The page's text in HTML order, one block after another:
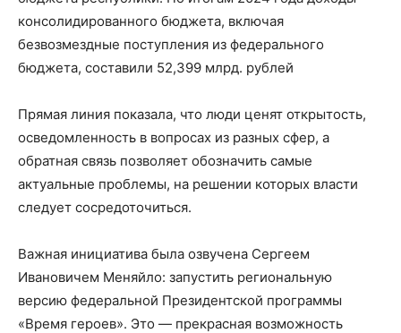
консолидированного бюджета, включая
безвозмездные поступления из федерального
бюджета, составили 52,399 млрд. рублей
Прямая линия показала, что люди ценят открытость,
осведомленность в вопросах из разных сфер, а
обратная связь позволяет обозначить самые
актуальные проблемы, на решении которых власти
следует сосредоточиться.
Важная инициатива была озвучена Сергеем
Ивановичем Меняйло: запустить региональную
версию федеральной Президентской программы
«Время героев». Это — прекрасная возможность